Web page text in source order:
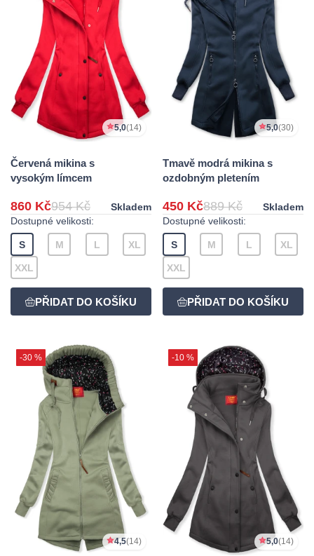
5,0(14)
Červená mikina s
vysokým límcem
860 Kč954 Kč
Skladem
Dostupné velikosti:
S M L XL
XXL
5,0(30)
Tmavě modrá mikina s
ozdobným pletením
450 Kč889 Kč
Skladem
Dostupné velikosti:
S M L XL
XXL
-30 %
4,5(14)
-10 %
5,0(14)